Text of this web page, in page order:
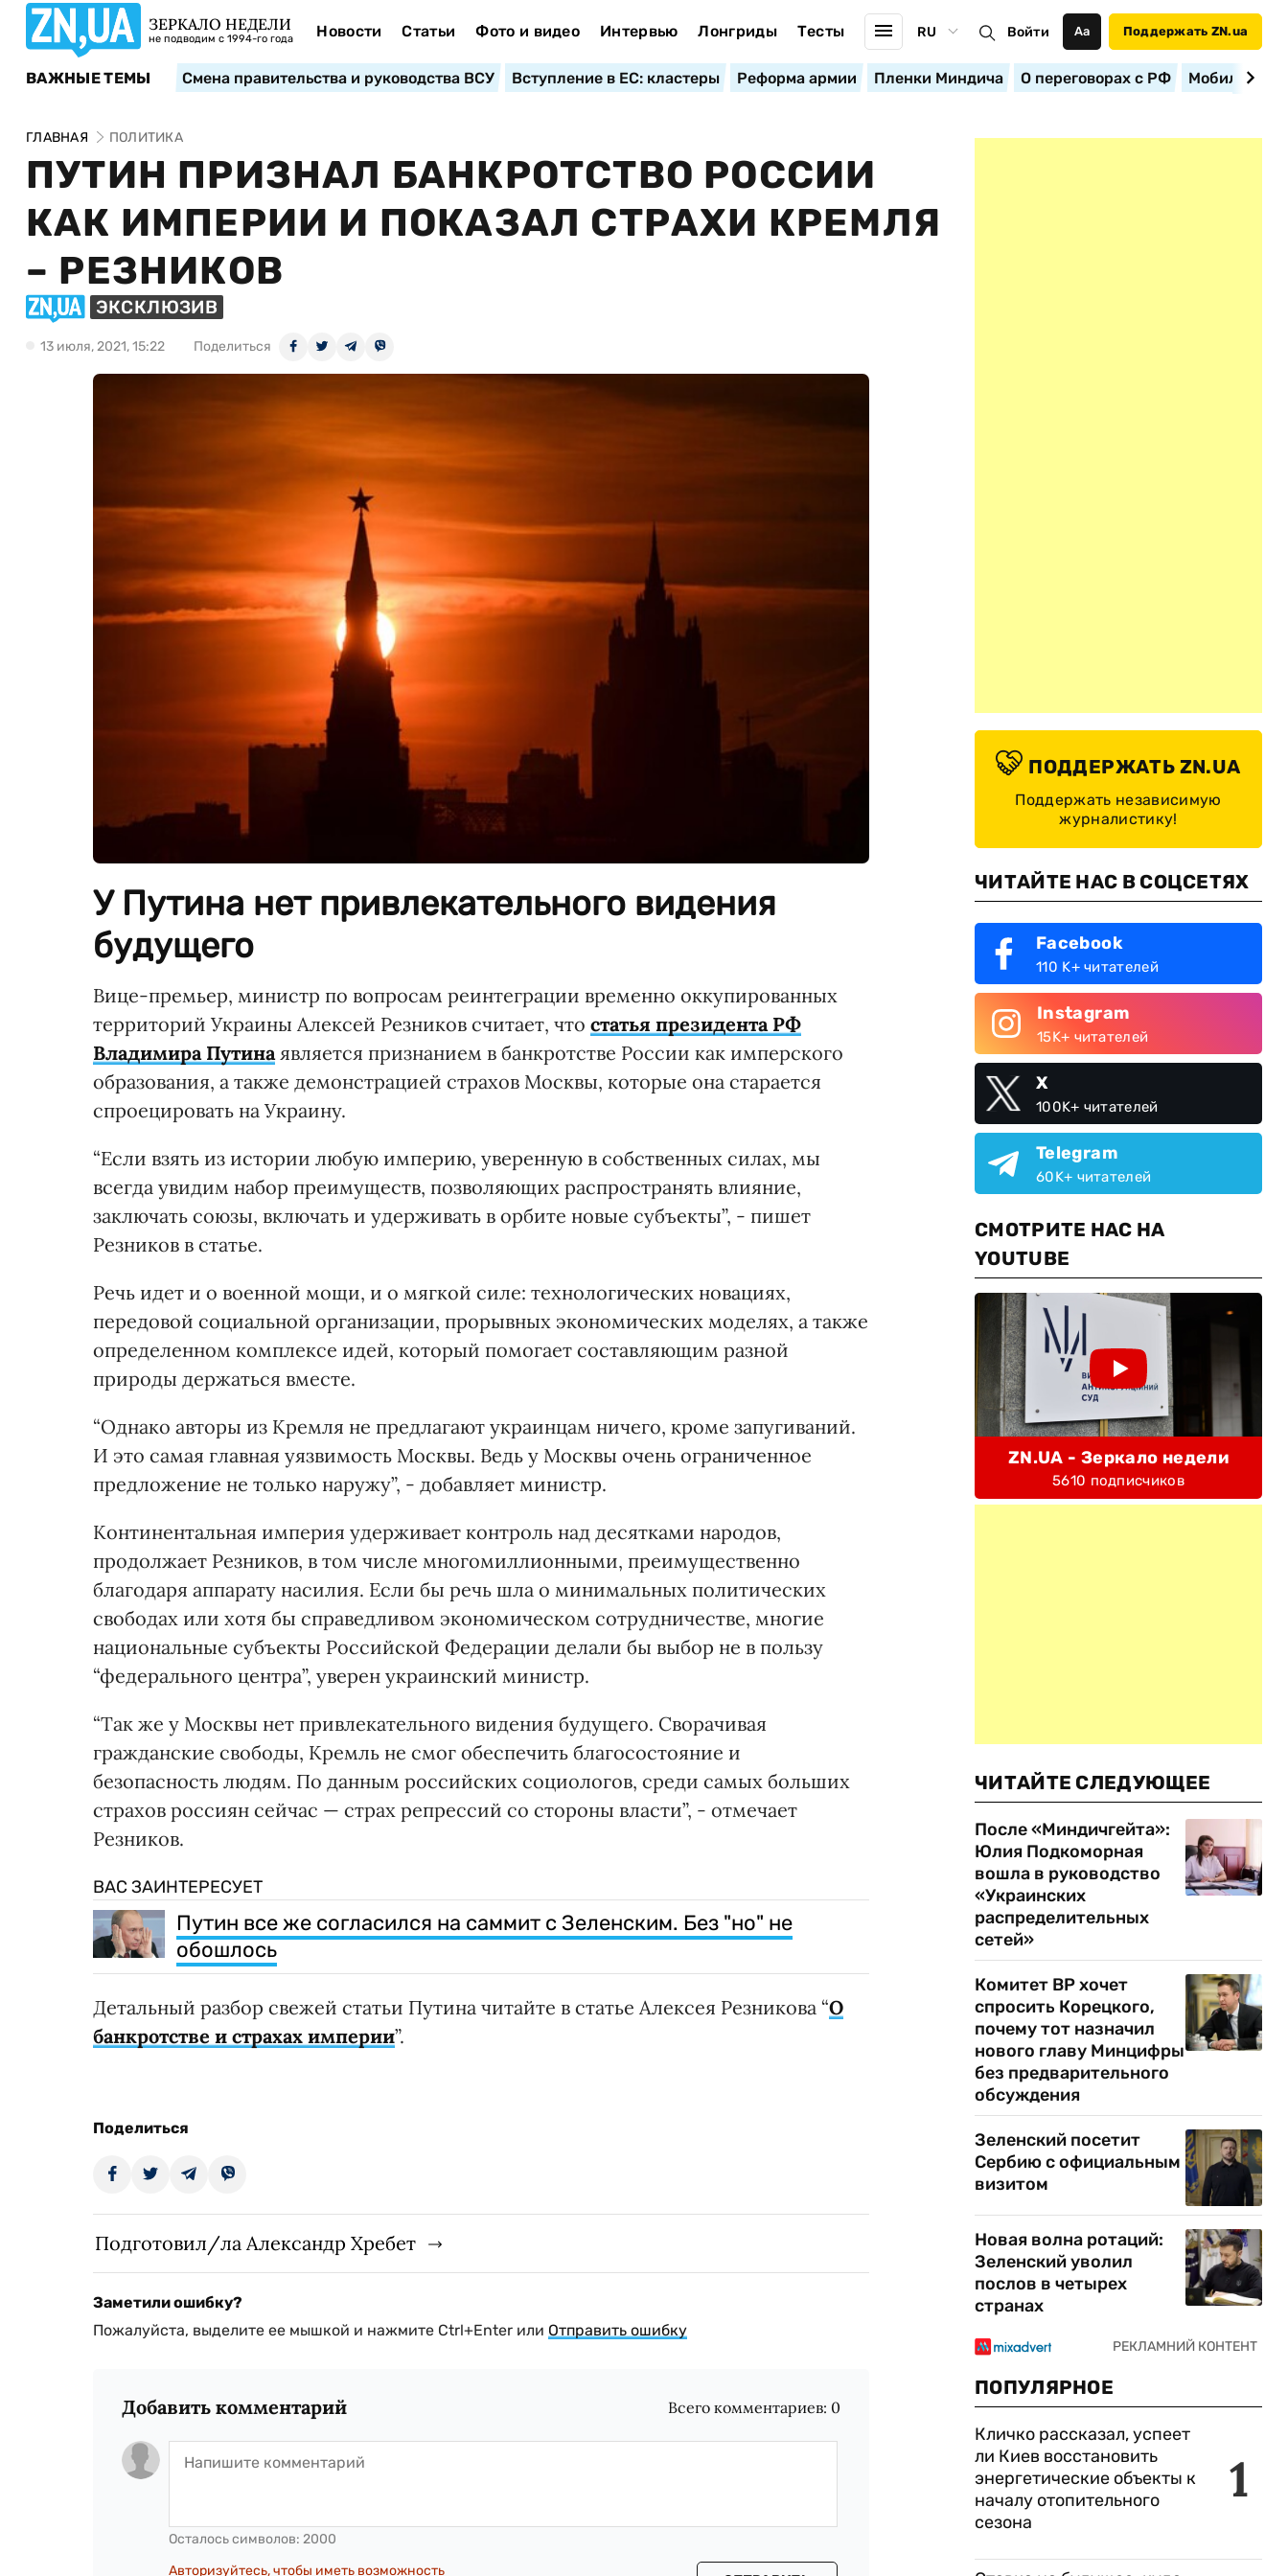
ЗЕРКАЛО НЕДЕЛИ
не подводим с 1994-го года Новости Статьи Фото и видео Интервью Лонгриды Тесты RU Войти Аа Поддержать ZN.ua
ВАЖНЫЕ ТЕМЫ Смена правительства и руководства ВСУ Вступление в ЕС: кластеры Реформа армии Пленки Миндича О переговорах с РФ
ГЛАВНАЯ ПОЛИТИКА
ПУТИН ПРИЗНАЛ БАНКРОТСТВО РОССИИ
КАК ИМПЕРИИ И ПОКАЗАЛ СТРАХИ КРЕМЛЯ
– РЕЗНИКОВ
ЭКСКЛЮЗИВ
13 июля, 2021, 15:22 Поделиться
У Путина нет привлекательного видения
будущего
Вице-премьер, министр по вопросам реинтеграции временно оккупированных
территорий Украины Алексей Резников считает, что статья президента РФ
Владимира Путинаявляется признанием в банкротстве России как имперского
образования, а также демонстрацией страхов Москвы, которые она старается
спроецировать на Украину.
“Если взять из истории любую империю, уверенную в собственных силах, мы
всегда увидим набор преимуществ, позволяющих распространять влияние,
заключать союзы, включать и удерживать в орбите новые субъекты”, - пишет
Резников в статье.
Речь идет и о военной мощи, и о мягкой силе: технологических новациях,
передовой социальной организации, прорывных экономических моделях, а также
определенном комплексе идей, который помогает составляющим разной
природы держаться вместе.
“Однако авторы из Кремля не предлагают украинцам ничего, кроме запугиваний.
И это самая главная уязвимость Москвы. Ведь у Москвы очень ограниченное
предложение не только наружу”, - добавляет министр.
Континентальная империя удерживает контроль над десятками народов,
продолжает Резников, в том числе многомиллионными, преимущественно
благодаря аппарату насилия. Если бы речь шла о минимальных политических
свободах или хотя бы справедливом экономическом сотрудничестве, многие
национальные субъекты Российской Федерации делали бы выбор не в пользу
“федерального центра”, уверен украинский министр.
“Так же у Москвы нет привлекательного видения будущего. Сворачивая
гражданские свободы, Кремль не смог обеспечить благосостояние и
безопасность людям. По данным российских социологов, среди самых больших
страхов россиян сейчас — страх репрессий со стороны власти”, - отмечает
Резников.
ВАС ЗАИНТЕРЕСУЕТ
Путин все же согласился на саммит с Зеленским. Без "но" не
обошлось
Детальный разбор свежей статьи Путина читайте в статье Алексея Резникова “О
банкротстве и страхах империи”.
Поделиться
Подготовил/ла Александр Хребет
Заметили ошибку?
Пожалуйста, выделите ее мышкой и нажмите Ctrl+Enter или Отправить ошибку
Добавить комментарий Всего комментариев: 0
Осталось символов: 2000
Авторизуйтесь, чтобы иметь возможность
ПОДДЕРЖАТЬ ZN.UA
Поддержать независимую
журналистику!
ЧИТАЙТЕ НАС В СОЦСЕТЯХ
Facebook
110 K+ читателей
Instagram
15K+ читателей
X
100K+ читателей
Telegram
60K+ читателей
СМОТРИТЕ НАС НА
YOUTUBE
ZN.UA - Зеркало недели
5610 подписчиков
ЧИТАЙТЕ СЛЕДУЮЩЕЕ
После «Миндичгейта»:
Юлия Подкоморная
вошла в руководство
«Украинских
распределительных
сетей»
Комитет ВР хочет
спросить Корецкого,
почему тот назначил
нового главу Минцифры
без предварительного
обсуждения
Зеленский посетит
Сербию с официальным
визитом
Новая волна ротаций:
Зеленский уволил
послов в четырех
странах
ПОПУЛЯРНОЕ
1
Кличко рассказал, успеет
ли Киев восстановить
энергетические объекты к
началу отопительного
сезона